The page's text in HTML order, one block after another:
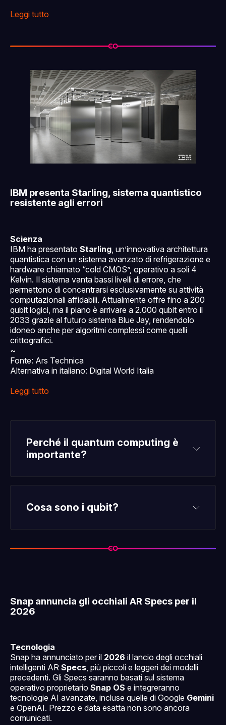
Leggi tutto
IBM presenta Starling, sistema quantistico
resistente agli errori
Scienza
IBM ha presentato Starling , un’innovativa architettura
quantistica con un sistema avanzato di refrigerazione e
hardware chiamato “cold CMOS”, operativo a soli 4
Kelvin. Il sistema vanta bassi livelli di errore, che
permettono di concentrarsi esclusivamente su attività
computazionali affidabili. Attualmente offre fino a 200
qubit logici, ma il piano è arrivare a 2.000 qubit entro il
2033 grazie al futuro sistema Blue Jay, rendendolo
idoneo anche per algoritmi complessi come quelli
crittografici.
~
Fonte: Ars Technica
Alternativa in italiano: Digital World Italia
Leggi tutto
Perché il quantum computing è
importante?
entanglement
Cosa sono i qubit?
Snap annuncia gli occhiali AR Specs per il
2026
Tecnologia
Snap ha annunciato per il 2026 il lancio degli occhiali
intelligenti AR Specs, più piccoli e leggeri dei modelli
precedenti. Gli Specs saranno basati sul sistema
operativo proprietario Snap OS e integreranno
tecnologie AI avanzate, incluse quelle di Google Gemini
e OpenAI. Prezzo e data esatta non sono ancora
comunicati.